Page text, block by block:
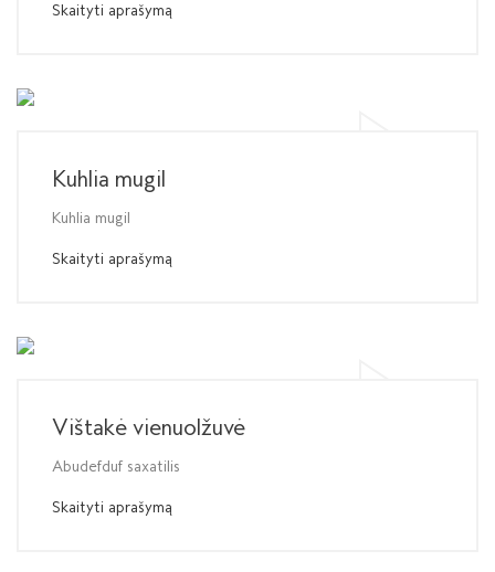
Skaityti aprašymą
Kuhlia mugil
Kuhlia mugil
Skaityti aprašymą
Vištakė vienuolžuvė
Abudefduf saxatilis
Skaityti aprašymą